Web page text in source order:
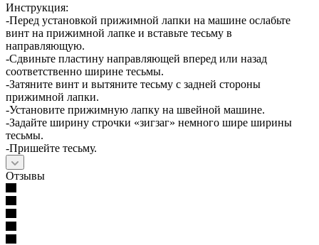
Инструкция:
-Перед установкой прижимной лапки на машине ослабьте
винт на прижимной лапке и вставьте тесьму в
направляющую.
-Сдвиньте пластину направляющей вперед или назад
соответственно ширине тесьмы.
-Затяните винт и вытяните тесьму с задней стороны
прижимной лапки.
-Установите прижимную лапку на швейной машине.
-Задайте ширину строчки «зигзаг» немного шире ширины
тесьмы.
-Пришейте тесьму.
Отзывы